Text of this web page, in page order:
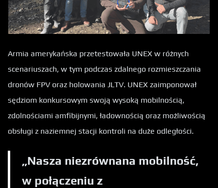
Armia amerykańska przetestowała UNEX w różnych
scenariuszach, w tym podczas zdalnego rozmieszczania
dronów FPV oraz holowania JLTV. UNEX zaimponował
sędziom konkursowym swoją wysoką mobilnością,
zdolnościami amfibijnymi, ładownością oraz możliwością
obsługi z naziemnej stacji kontroli na duże odległości.
„Nasza niezrównana mobilność,
w połączeniu z